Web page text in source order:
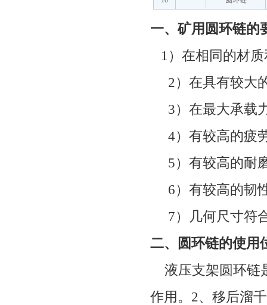
一、矿用圆环链的
1 ） 在相同的材
2）在具有较大
3）在最大承载
4）有较高的疲
5）有较高的耐
6）有较高的韧
7）几何尺寸符
二、圆环链的使用
液压支架圆环链
作用。 2、移后溜